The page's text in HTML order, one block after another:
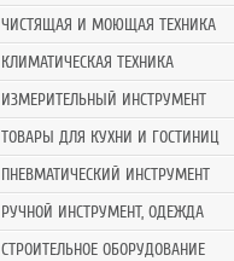
ЧИСТЯЩАЯ И МОЮЩАЯ ТЕХНИКА
КЛИМАТИЧЕСКАЯ ТЕХНИКА
ИЗМЕРИТЕЛЬНЫЙ ИНСТРУМЕНТ
ТОВАРЫ ДЛЯ КУХНИ И ГОСТИНИЦ
ПНЕВМАТИЧЕСКИЙ ИНСТРУМЕНТ
РУЧНОЙ ИНCТРУМЕНТ, ОДЕЖДА
СТРОИТЕЛЬНОЕ ОБОРУДОВАНИЕ